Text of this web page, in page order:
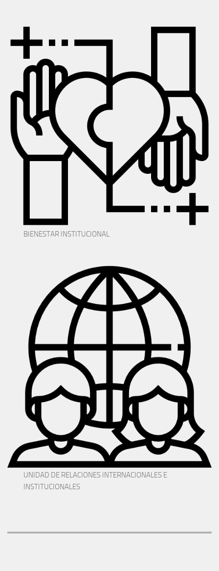
BIENESTAR INSTITUCIONAL
UNIDAD DE RELACIONES INTERNACIONALES E
INSTITUCIONALES